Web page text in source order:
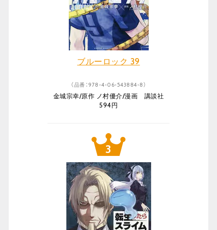
ブルーロック 39
（品番：978-4-06-543884-8）
金城宗幸/原作 ノ村優介/漫画 講談社
594円